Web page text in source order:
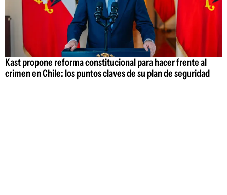
Kast propone reforma constitucional para hacer frente al
crimen en Chile: los puntos claves de su plan de seguridad